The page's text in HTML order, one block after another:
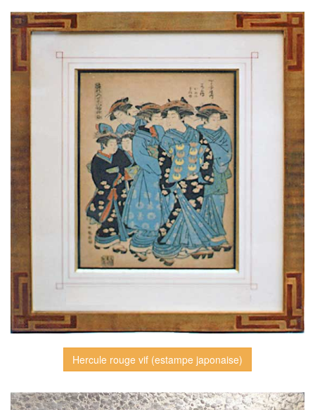
Hercule rouge vif (estampe japonaise)